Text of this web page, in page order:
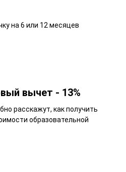
на 6 или 12 месяцев
вычет - 13%
расскажут, как получить
образовательной